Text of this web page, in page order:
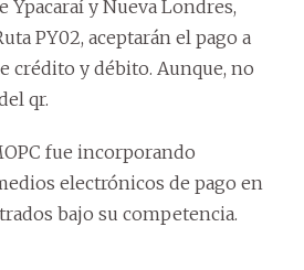
Ypacaraí y Nueva Londres,
PY02, aceptarán el pago a
crédito y débito. Aunque, no
qr.
fue incorporando
electrónicos de pago en
bajo su competencia.